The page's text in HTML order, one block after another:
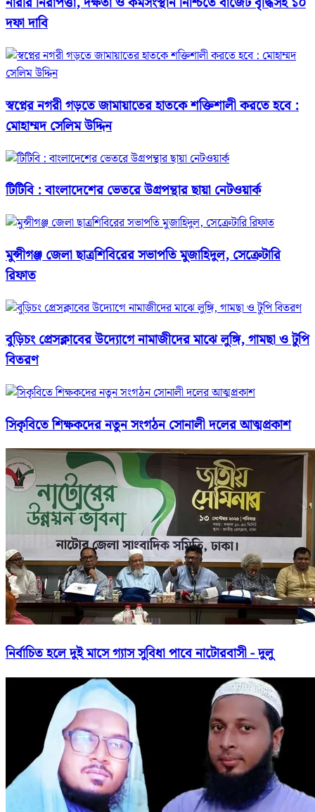
দফা দাবি
স্বপ্নের নগরী গড়তে জামায়াতের হাতকে শক্তিশালী করতে হবে :
মোহাম্মদ সেলিম উদ্দিন
টিটিবি : বাংলাদেশের ভেতরে উগ্রপন্থার ছায়া নেটওয়ার্ক
মুন্সীগঞ্জ জেলা ছাত্রশিবিরের সভাপতি মুজাহিদুল, সেক্রেটারি
রিফাত
বুড়িচং প্রেসক্লাবের উদ্যোগে নামাজীদের মাঝে লুঙ্গি, গামছা ও টুপি
বিতরণ
সিকৃবিতে শিক্ষকদের নতুন সংগঠন সোনালী দলের আত্মপ্রকাশ
নির্বাচিত হলে দুই মাসে গ্যাস সুবিধা পাবে নাটোরবাসী - দুলু